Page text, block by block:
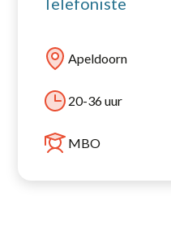
Apeldoorn
20-36 uur
MBO